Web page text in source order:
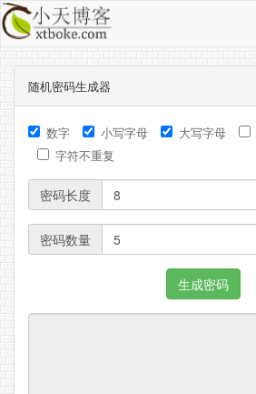
随机密码生成器
数字 小写字母 大写字母
字符不重复
密码长度
密码数量
生成密码